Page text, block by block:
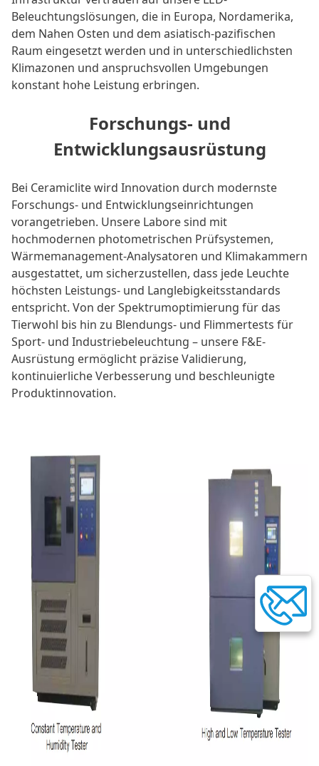
Beleuchtungslösungen, die in Europa, Nordamerika,
dem Nahen Osten und dem asiatisch-pazifischen
Raum eingesetzt werden und in unterschiedlichsten
Klimazonen und anspruchsvollen Umgebungen
konstant hohe Leistung erbringen.
Forschungs- und
Entwicklungsausrüstung
Bei Ceramiclite wird Innovation durch modernste
Forschungs- und Entwicklungseinrichtungen
vorangetrieben. Unsere Labore sind mit
hochmodernen photometrischen Prüfsystemen,
Wärmemanagement-Analysatoren und Klimakammern
ausgestattet, um sicherzustellen, dass jede Leuchte
höchsten Leistungs- und Langlebigkeitsstandards
entspricht. Von der Spektrumoptimierung für das
Tierwohl bis hin zu Blendungs- und Flimmertests für
Sport- und Industriebeleuchtung – unsere F&E-
Ausrüstung ermöglicht präzise Validierung,
kontinuierliche Verbesserung und beschleunigte
Produktinnovation.